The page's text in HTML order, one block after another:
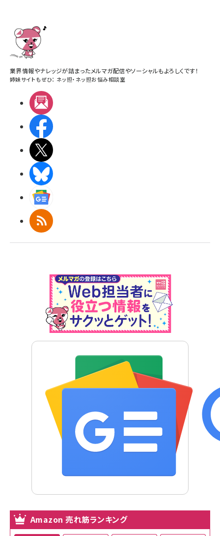
業界情報やナレッジが詰まったメルマガ配信やソーシャルもよろしくです！
姉妹サイトもぜひ： ネッ担・ ネッ担お悩み相談室
RSS
Amazon 売れ筋ランキング